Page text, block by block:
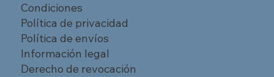
Condiciones
Política de privacidad
Política de envíos
Información legal
Derecho de revocación